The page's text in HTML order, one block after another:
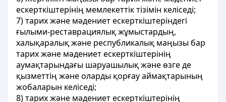
ескерткіштерінің мемлекеттік тізімін келіседі;
7) тарих және мәдениет ескерткіштеріндегі
ғылыми-реставрациялық жұмыстардың,
халықаралық және республикалық маңызы бар
тарих және мәдениет ескерткіштерінің
аумақтарындағы шаруашылық және өзге де
қызметтің және оларды қорғау аймақтарының
жобаларын келіседі;
8) тарих және мәдениет ескерткіштерінің